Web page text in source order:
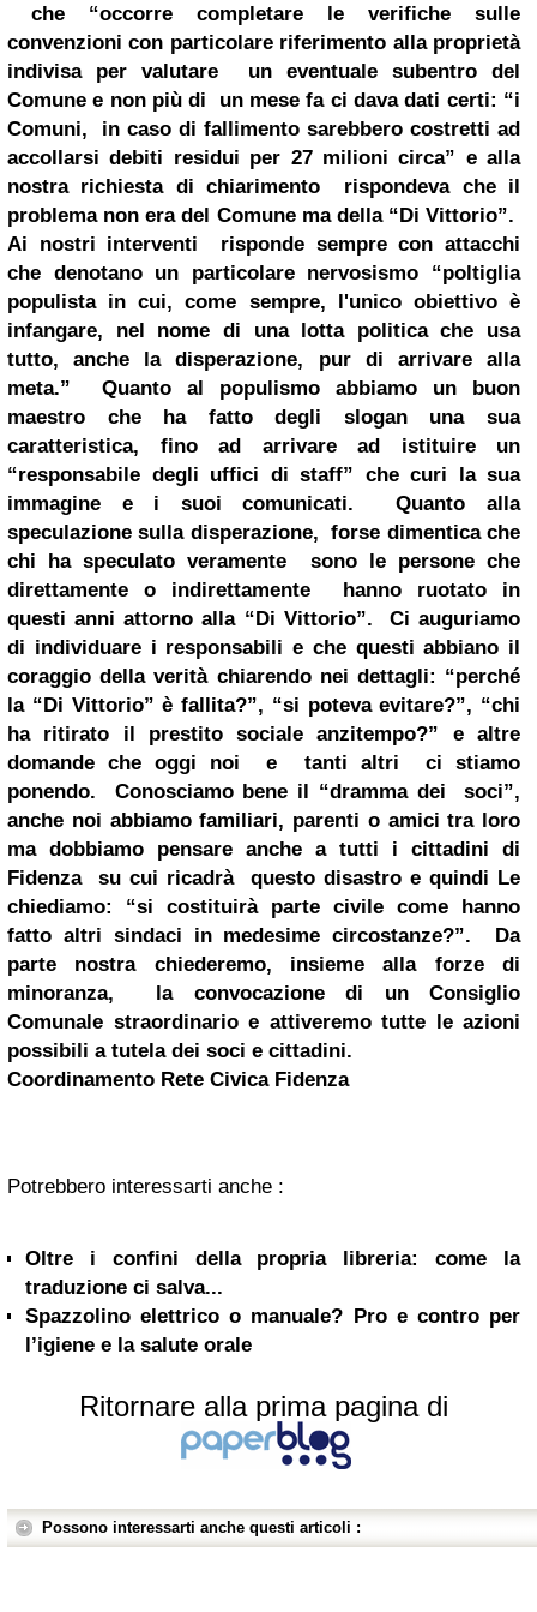
che “occorre completare le verifiche sulle
convenzioni con particolare riferimento alla proprietà
indivisa per valutare un eventuale subentro del
Comune e non più di un mese fa ci dava dati certi: “i
Comuni, in caso di fallimento sarebbero costretti ad
accollarsi debiti residui per 27 milioni circa” e alla
nostra richiesta di chiarimento rispondeva che il
problema non era del Comune ma della “Di Vittorio”.
Ai nostri interventi risponde sempre con attacchi
che denotano un particolare nervosismo “poltiglia
populista in cui, come sempre, l'unico obiettivo è
infangare, nel nome di una lotta politica che usa
tutto, anche la disperazione, pur di arrivare alla
meta.”
Quanto al populismo abbiamo un buon
maestro che ha fatto degli slogan una sua
caratteristica, fino ad arrivare ad istituire un
“responsabile degli uffici di staff” che curi la sua
immagine e i suoi comunicati.
Quanto alla
speculazione sulla disperazione, forse dimentica che
chi ha speculato veramente sono le persone che
direttamente o indirettamente hanno ruotato in
questi anni attorno alla “Di Vittorio”.
Ci auguriamo
di individuare i responsabili e che questi abbiano il
coraggio della verità chiarendo nei dettagli: “perché
la “Di Vittorio” è fallita?”, “si poteva evitare?”, “chi
ha ritirato il prestito sociale anzitempo?” e altre
domande che oggi noi e tanti altri ci stiamo
ponendo.
Conosciamo bene il “dramma dei soci”,
anche noi abbiamo familiari, parenti o amici tra loro
ma dobbiamo pensare anche a tutti i cittadini di
Fidenza su cui ricadrà questo disastro e quindi Le
chiediamo: “si costituirà parte civile come hanno
fatto altri sindaci in medesime circostanze?”.
Da
parte nostra chiederemo, insieme alla forze di
minoranza, la convocazione di un Consiglio
Comunale straordinario e attiveremo tutte le azioni
possibili a tutela dei soci e cittadini.
Coordinamento Rete Civica Fidenza
Potrebbero interessarti anche :
Oltre i confini della propria libreria: come la
traduzione ci salva...
Spazzolino elettrico o manuale? Pro e contro per
l’igiene e la salute orale
Ritornare alla prima pagina di
Possono interessarti anche questi articoli :